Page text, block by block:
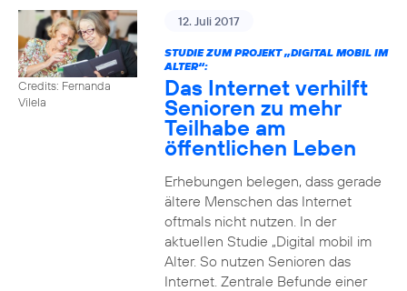
Credits: Fernanda
Vilela
12. Juli 2017
STUDIE ZUM PROJEKT „DIGITAL MOBIL IM
ALTER“:
Das Internet verhilft
Senioren zu mehr
Teilhabe am
öffentlichen Leben
Erhebungen belegen, dass gerade
ältere Menschen das Internet
oftmals nicht nutzen. In der
aktuellen Studie „Digital mobil im
Alter. So nutzen Senioren das
Internet. Zentrale Befunde einer